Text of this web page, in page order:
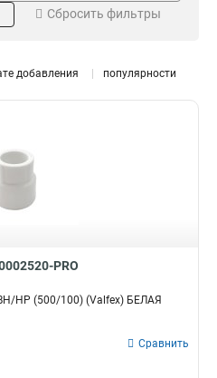
Размер
3/4 4
Сбросить фильтры
добавления популярности
PRO
НР (500/100) (Valfex) БЕЛАЯ
Сравнить